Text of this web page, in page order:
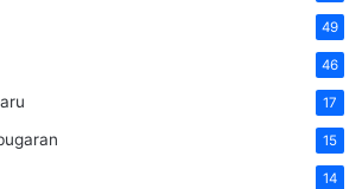
49
46
17
15
14